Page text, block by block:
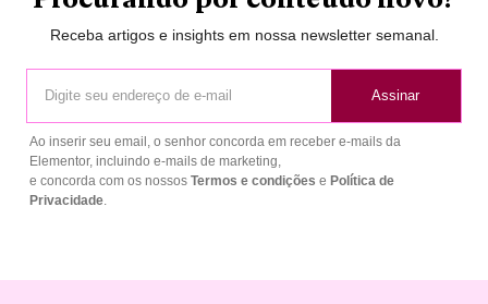
Receba artigos e insights em nossa newsletter semanal.
Assinar
Ao inserir seu email, o senhor concorda em receber e-mails da
Elementor, incluindo e-mails de marketing,
e concorda com os nossos Termos e condições e Política de
Privacidade.